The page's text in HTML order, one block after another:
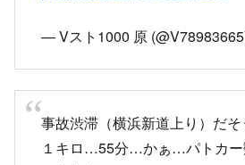
規制区間：川上IC付近
規制内容：車線規制
横浜新道の事故・渋
横浜新道の渋滞情報や通
路情報を規制区間や地図
交通情報センター（
のリアルタイムな状況を